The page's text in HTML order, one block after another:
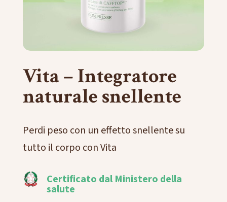
Vita – Integratore
naturale snellente
Perdi peso con un effetto snellente su
tutto il corpo con Vita
Certificato dal Ministero della
salute